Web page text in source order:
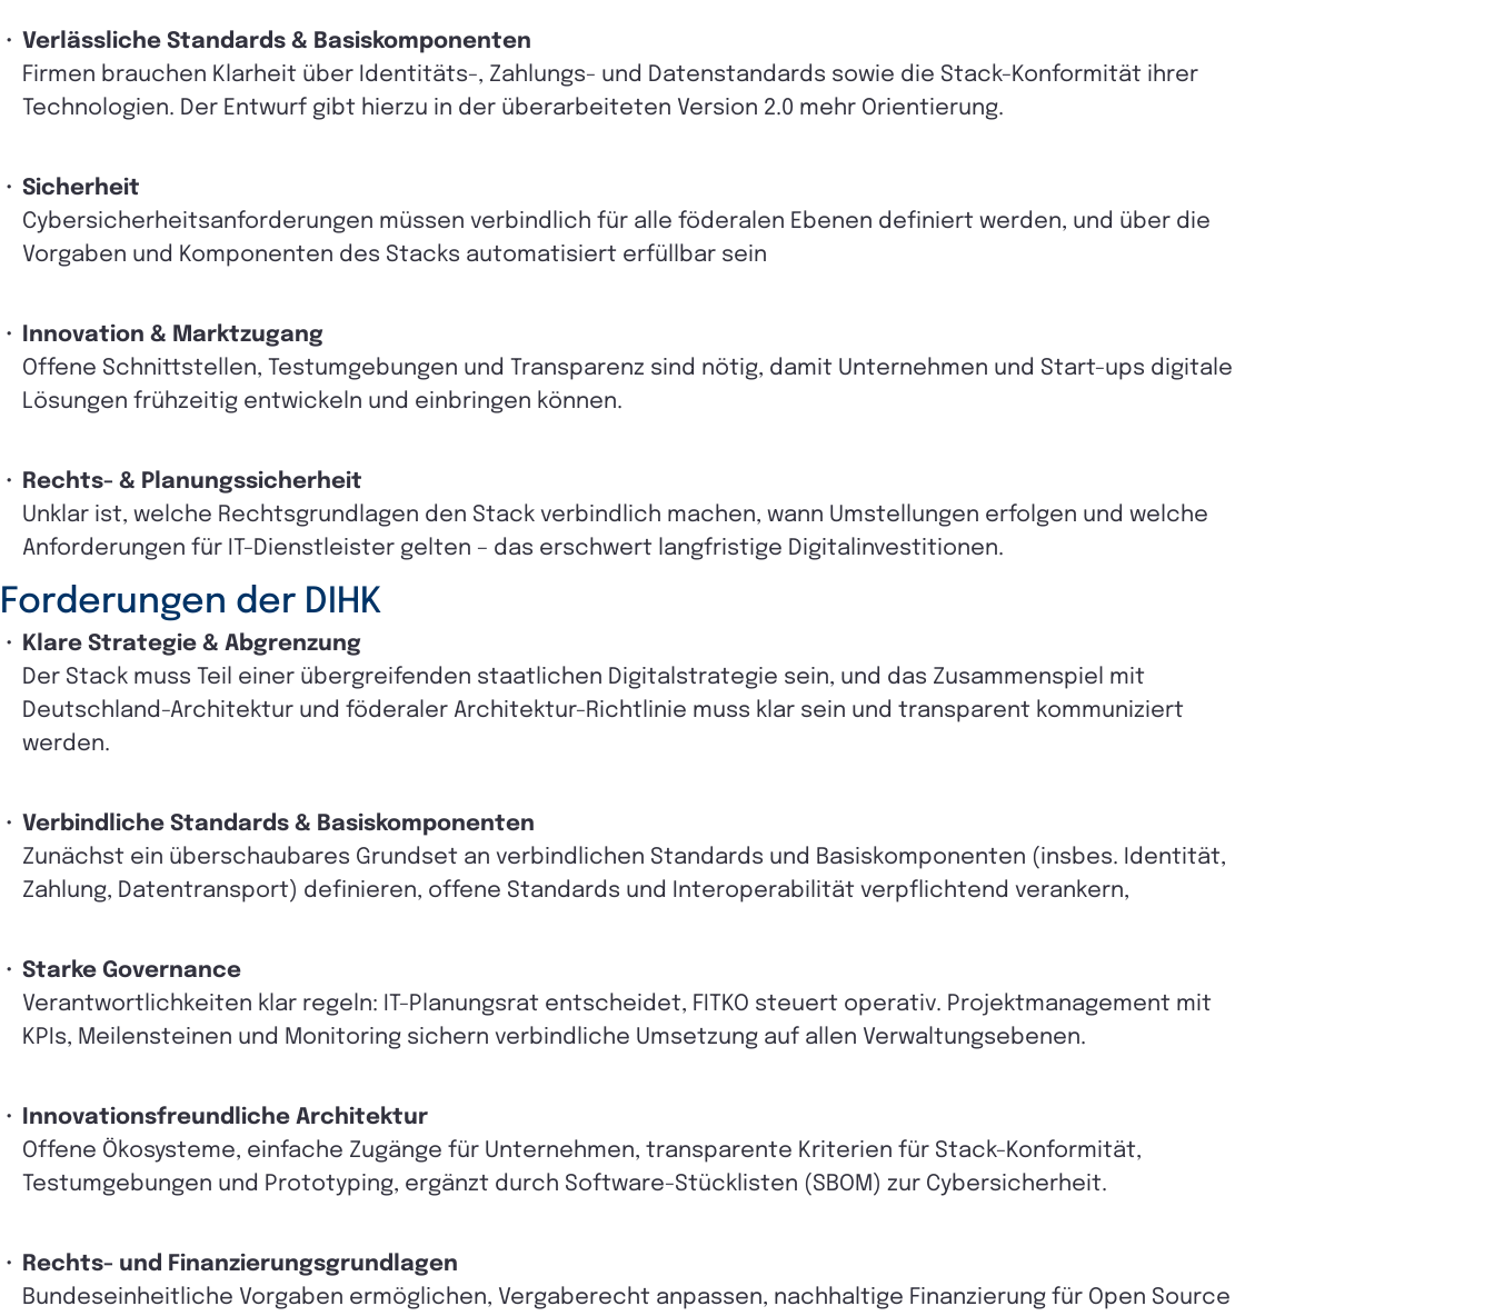
Verlässliche Standards & Basiskomponenten
Firmen brauchen Klarheit über Identitäts-, Zahlungs- und Datenstandards sowie die Stack-Konformität ihrer
Technologien. Der Entwurf gibt hierzu in der überarbeiteten Version 2.0 mehr Orientierung.
Sicherheit
Cybersicherheitsanforderungen müssen verbindlich für alle föderalen Ebenen definiert werden, und über die
Vorgaben und Komponenten des Stacks automatisiert erfüllbar sein
Innovation & Marktzugang
Offene Schnittstellen, Testumgebungen und Transparenz sind nötig, damit Unternehmen und Start-ups digitale
Lösungen frühzeitig entwickeln und einbringen können.
Rechts- & Planungssicherheit
Unklar ist, welche Rechtsgrundlagen den Stack verbindlich machen, wann Umstellungen erfolgen und welche
Anforderungen für IT-Dienstleister gelten – das erschwert langfristige Digitalinvestitionen.
Forderungen der DIHK
Klare Strategie & Abgrenzung
Der Stack muss Teil einer übergreifenden staatlichen Digitalstrategie sein, und das Zusammenspiel mit
Deutschland-Architektur und föderaler Architektur-Richtlinie muss klar sein und transparent kommuniziert
werden.
Verbindliche Standards & Basiskomponenten
Zunächst ein überschaubares Grundset an verbindlichen Standards und Basiskomponenten (insbes. Identität,
Zahlung, Datentransport) definieren, offene Standards und Interoperabilität verpflichtend verankern,
Starke Governance
Verantwortlichkeiten klar regeln: IT-Planungsrat entscheidet, FITKO steuert operativ. Projektmanagement mit
KPIs, Meilensteinen und Monitoring sichern verbindliche Umsetzung auf allen Verwaltungsebenen.
Innovationsfreundliche Architektur
Offene Ökosysteme, einfache Zugänge für Unternehmen, transparente Kriterien für Stack-Konformität,
Testumgebungen und Prototyping, ergänzt durch Software-Stücklisten (SBOM) zur Cybersicherheit.
Rechts- und Finanzierungsgrundlagen
Bundeseinheitliche Vorgaben ermöglichen, Vergaberecht anpassen, nachhaltige Finanzierung für Open Source